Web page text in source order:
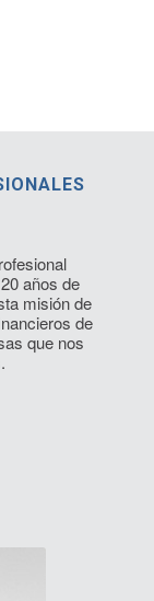
años de
misión de
de
que nos